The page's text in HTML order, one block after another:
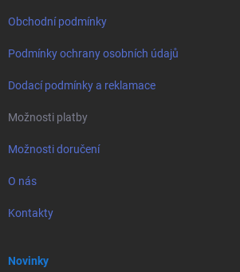
Obchodní podmínky
Podmínky ochrany osobních údajů
Dodací podmínky a reklamace
Možnosti platby
Možnosti doručení
O nás
Kontakty
Novinky